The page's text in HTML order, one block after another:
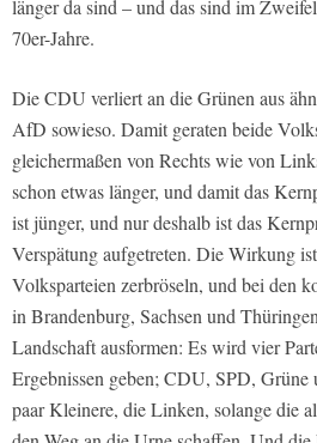
länger da sind – und das sind im
70er-Jahre.
Die CDU verliert an die Grünen aus
AfD sowieso. Damit geraten beide
gleichermaßen von Rechts wie von
schon etwas länger, und damit das
ist jünger, und nur deshalb ist das
Verspätung aufgetreten. Die Wirkung
Volksparteien zerbröseln, und bei den
in Brandenburg, Sachsen und
Landschaft ausformen: Es wird vier
Ergebnissen geben; CDU, SPD,
paar Kleinere, die Linken, solange die